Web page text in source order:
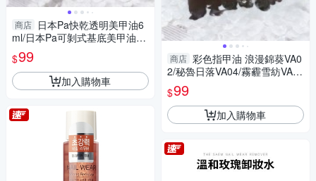
商店 日本Pa快乾透明美甲油6
ml/日本Pa可剝式基底美甲油6
ml/日本Pa硬甲底油6ml/日本Pa
指緣油6ml/日本Pa護甲
$99
加入購物車
商店 彩色指甲油 浪漫錦葵VA0
2/秘魯日落VA04/霧霾雪紡VA0
1/金茶絲綢VA03/象牙玫瑰VA0
6/桑葚果汁VA05
$99
加入購物車